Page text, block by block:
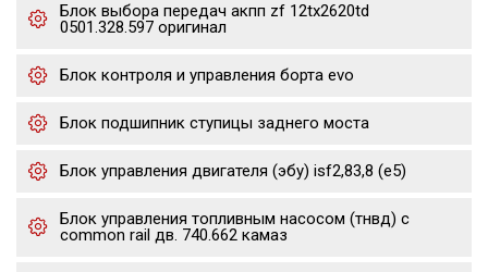
Блок выбора передач акпп zf 12tx2620td
0501.328.597 оригинал
Блок контроля и управления борта evo
Блок подшипник ступицы заднего моста
Блок управления двигателя (эбу) isf2,83,8 (е5)
Блок управления топливным насосом (тнвд) с
common rail дв. 740.662 камаз